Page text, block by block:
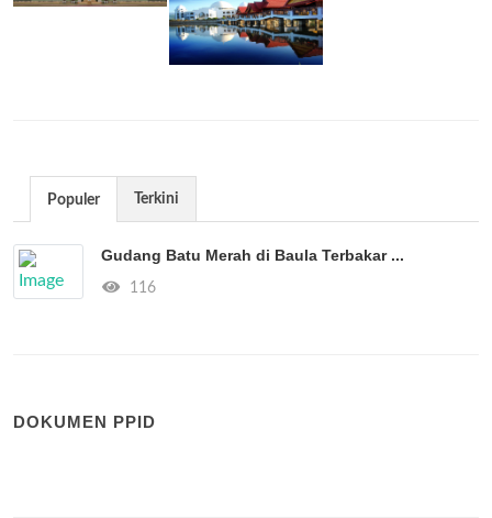
Populer Terkini
Gudang Batu Merah di Baula Terbakar ...
116
DOKUMEN PPID